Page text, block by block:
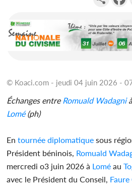
© Koaci.com - jeudi 04 juin 2026 -
Échanges entreRomuald Wadagni
Lomé(ph)
En tournée diplomatique sous
Président béninois, Romuald
mercredi o3 juin 2026 à Lomé au
avec le Président du Conseil, Faure